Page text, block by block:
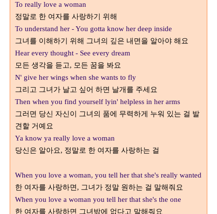
To really love a woman
정말로 한 여자를 사랑하기 위해
To understand her - You gotta know her deep inside
그녀를 이해하기 위해 그녀의 깊은 내면을 알아야 해요
Hear every thought - See every dream
모든 생각을 듣고, 모든 꿈을 봐요
N' give her wings when she wants to fly
그리고 그녀가 날고 싶어 하면 날개를 주세요
Then when you find yourself lyin' helpless in her arms
그러면 당신 자신이 그녀의 품에 무력하게 누워 있는 걸 발
견할 거예요
Ya know ya really love a woman
당신은 알아요, 정말로 한 여자를 사랑하는 걸
When you love a woman, you tell her that she's really wanted
한 여자를 사랑하면, 그녀가 정말 원하는 걸 말해줘요
When you love a woman you tell her that she's the one
한 여자를 사랑하면 그녀밖에 없다고 말해줘요